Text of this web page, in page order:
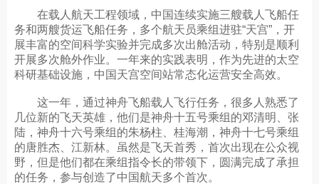
在载人航天工程领域，中国连续实施三艘载人飞船任
务和两艘货运飞船任务，多个航天员乘组进驻“天宫”，开
展丰富的空间科学实验并完成多次出舱活动，特别是顺利
开展多次舱外作业。一年来的实践表明，作为先进的太空
科研基础设施，中国天宫空间站常态化运营安全高效。
这一年，通过神舟飞船载人飞行任务，很多人熟悉了
几位新的飞天英雄，他们是神舟十五号乘组的邓清明、张
陆，神舟十六号乘组的朱杨柱、桂海潮，神舟十七号乘组
的唐胜杰、江新林。虽然是飞天首秀，首次出现在公众视
野，但是他们都在乘组指令长的带领下，圆满完成了承担
的任务，参与创造了中国航天多个首次。